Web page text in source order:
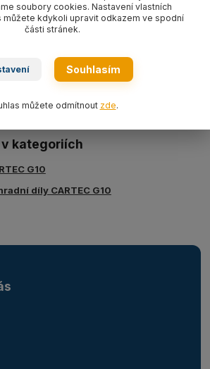
kategoriích
G10
díly CARTEC G10
soubory cookies. Nastavení vlastních
kdykoli upravit odkazem ve spodní
části stránek.
Souhlasím
můžete odmítnout zde.